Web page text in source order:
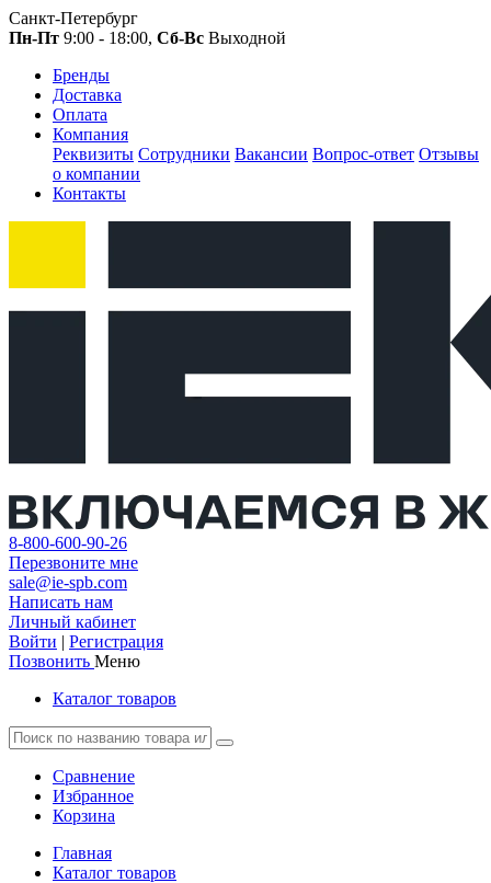
Санкт-Петербург
Пн-Пт 9:00 - 18:00, Сб-Вс Выходной
Бренды
Доставка
Оплата
Компания
Реквизиты Сотрудники Вакансии Вопрос-ответ Отзывы
о компании
Контакты
8-800-600-90-26
Перезвоните мне
sale@ie-spb.com
Написать нам
Личный кабинет
Войти | Регистрация
Позвонить Меню
Каталог товаров
Сравнение
Избранное
Корзина
Главная
Каталог товаров